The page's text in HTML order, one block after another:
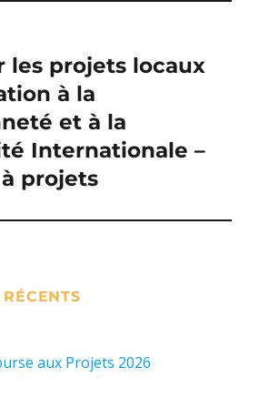
les projets locaux
à la
et à la
Internationale –
projets
aux Projets 2026